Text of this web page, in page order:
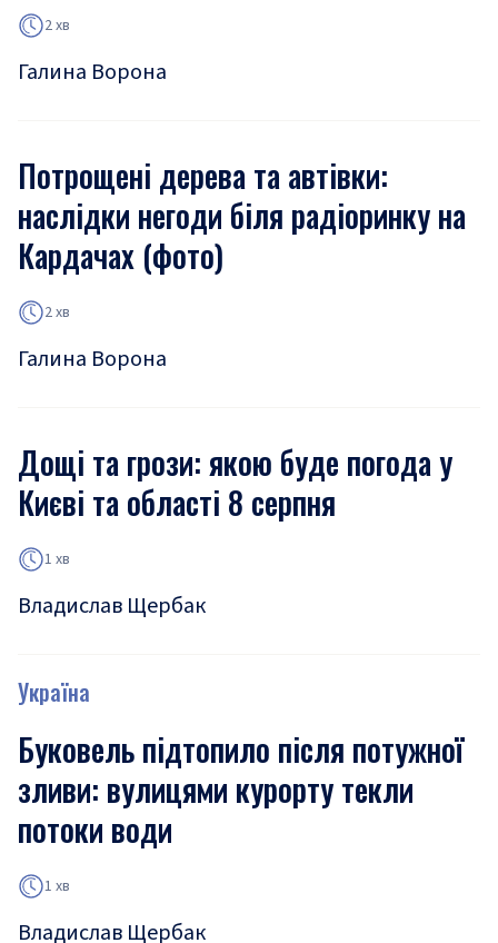
2 хв
Галина Ворона
Потрощені дерева та автівки:
наслідки негоди біля радіоринку на
Кардачах (фото)
2 хв
Галина Ворона
Дощі та грози: якою буде погода у
Києві та області 8 серпня
1 хв
Владислав Щербак
Україна
Буковель підтопило після потужної
зливи: вулицями курорту текли
потоки води
1 хв
Владислав Щербак